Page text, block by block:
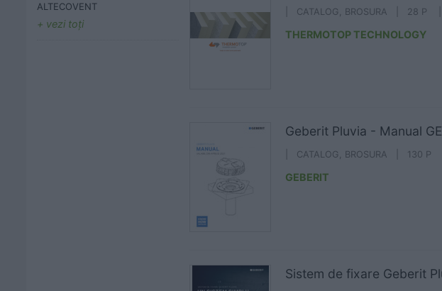
ALTECOVENT
vezi toţi
| CATALOG, BROSURA | 28 P |
THERMOTOP TECHNOLOGY
Geberit Pluvia - Manual
| CATALOG, BROSURA | 130 P
GEBERIT
Sistem de fixare Geberit